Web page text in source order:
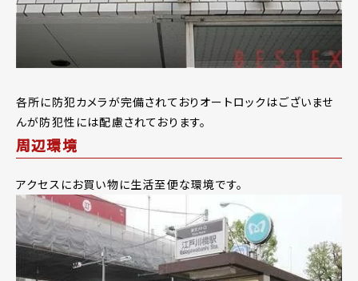
各所に防犯カメラが完備されておりオートロックはございませ
んが防犯性には配慮されております。
周辺環境
アクセスにお買い物に生活至便な環境です。